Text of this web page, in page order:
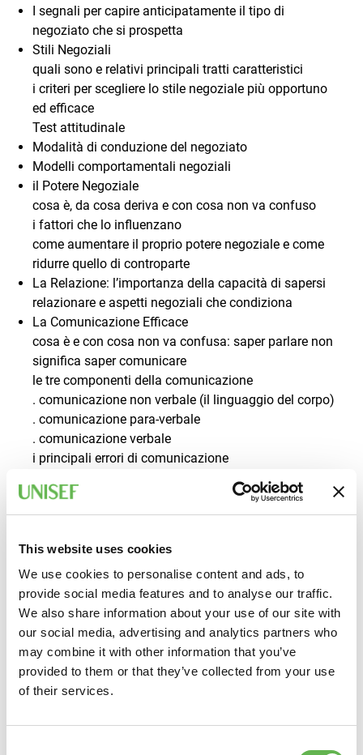
This website uses cookies
We use cookies to personalise content and ads, to
provide social media features and to analyse our traffic.
We also share information about your use of our site with
our social media, advertising and analytics partners who
may combine it with other information that you’ve
provided to them or that they’ve collected from your use
of their services.
I segnali per capire anticipatamente il tipo di
negoziato che si prospetta
Stili Negoziali
quali sono e relativi principali tratti caratteristici
i criteri per scegliere lo stile negoziale più opportuno
ed efficace
Test attitudinale
Modalità di conduzione del negoziato
Modelli comportamentali negoziali
il Potere Negoziale
cosa è, da cosa deriva e con cosa non va confuso
i fattori che lo influenzano
come aumentare il proprio potere negoziale e come
ridurre quello di controparte
La Relazione: l’importanza della capacità di sapersi
relazionare e aspetti negoziali che condiziona
La Comunicazione Efficace
cosa è e con cosa non va confusa: saper parlare non
significa saper comunicare
le tre componenti della comunicazione
. comunicazione non verbale (il linguaggio del corpo)
. comunicazione para-verbale
. comunicazione verbale
i principali errori di comunicazione
prescrizioni per comunicare efficacemente in contesti
negoziali
stili di leadership e criteri di scelta
tecniche in ambito vendita)
La Gestione di Stress ed Emotività in contesti
negoziali: prescrizioni comportamentali
La Negoziazione: Abilità, Tecniche e Tattiche Negoziali
Abilità Negoziali
Tattiche Negoziali
Prescrizioni comportamentali
Come Preparare, Condurre e poi Valutare una